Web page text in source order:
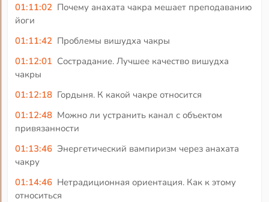
01:11:02 Почему анахата чакра мешает преподаванию
йоги
01:11:42 Проблемы вишудха чакры
01:12:01 Сострадание. Лучшее качество вишудха
чакры
01:12:18 Гордыня. К какой чакре относится
01:12:48 Можно ли устранить канал с объектом
привязанности
01:13:46 Энергетический вампиризм через анахата
чакру
01:14:46 Нетрадиционная ориентация. Как к этому
относиться